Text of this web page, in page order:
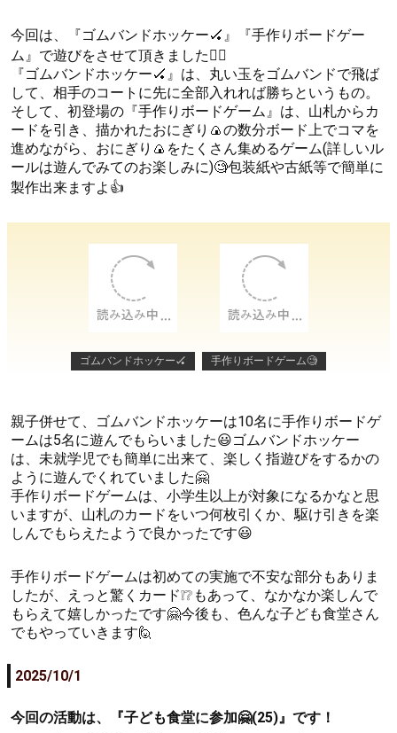
今回は、『ゴムバンドホッケー🏑』『手作りボードゲー
ム』で遊びをさせて頂きました🙇‍♀
『ゴムバンドホッケー🏑』は、丸い玉をゴムバンドで飛ば
して、相手のコートに先に全部入れれば勝ちというもの。
そして、初登場の『手作りボードゲーム』は、山札からカ
ードを引き、描かれたおにぎり🍙の数分ボード上でコマを
進めながら、おにぎり🍙をたくさん集めるゲーム(詳しいル
ールは遊んでみてのお楽しみに)🧐包装紙や古紙等で簡単に
製作出来ますよ👍
ゴムバンドホッケー🏑 手作りボードゲーム🧐
親子併せて、ゴムバンドホッケーは10名に手作りボードゲ
ームは5名に遊んでもらいました😃ゴムバンドホッケー
は、未就学児でも簡単に出来て、楽しく指遊びをするかの
ように遊んでくれていました🤗
手作りボードゲームは、小学生以上が対象になるかなと思
いますが、山札のカードをいつ何枚引くか、駆け引きを楽
しんでもらえたようで良かったです😃
手作りボードゲームは初めての実施で不安な部分もありま
したが、えっと驚くカード❕❔もあって、なかなか楽しんで
もらえて嬉しかったです🤗今後も、色んな子ども食堂さん
でもやっていきます🙋
2025/10/1
今回の活動は、『子ども食堂に参加🤗(25)』です！